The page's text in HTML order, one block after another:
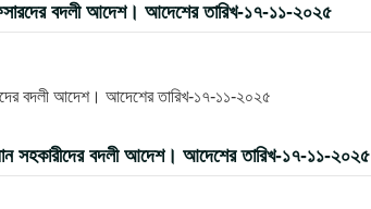
বদলী আদেশ। আদেশের তারিখ-১৭-১১-২০২৫
বদলী আদেশ। আদেশের তারিখ-১৭-১১-২০২৫
সহকারীদের বদলী আদেশ। আদেশের তারিখ-১৭-১১-২০২৫